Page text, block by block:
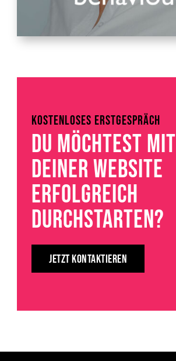
KOSTENLOSES ERSTGESPRÄCH
DU MÖCHTEST MIT
DEINER WEBSITE
ERFOLGREICH
DURCHSTARTEN?
JETZT KONTAKTIEREN